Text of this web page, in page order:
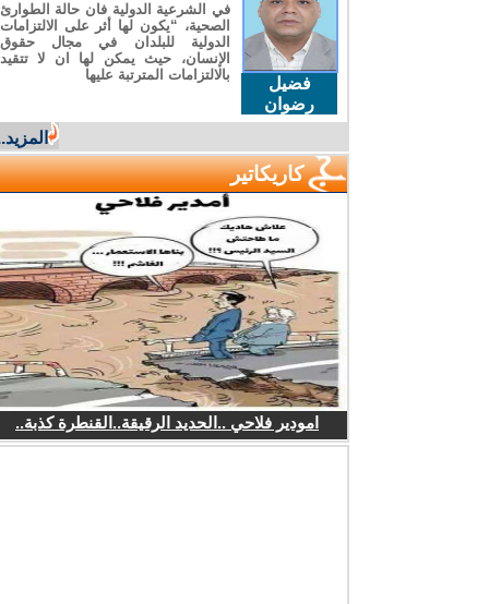
فضيل
رضوان
في الشرعية الدولية فان حالة الطوارئ
الصحية، “يكون لها أثر على الالتزامات
الدولية للبلدان في مجال حقوق
الإنسان، حيث يمكن لها ان لا تتقيد
بالالتزامات المترتبة عليها
المزيد...
كاريكاتير
امودير فلاحي ..الحديد الرقيقة..القنطرة كذبة..